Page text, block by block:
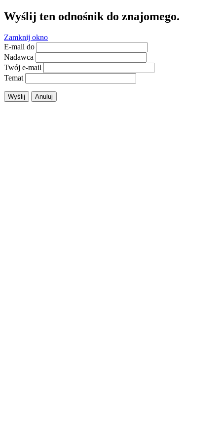
Wyślij ten odnośnik do znajomego.
Zamknij okno
E-mail do
Nadawca
Twój e-mail
Temat
Wyślij Anuluj